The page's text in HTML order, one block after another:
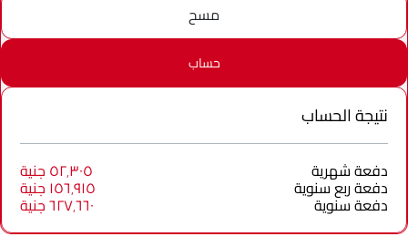
مسح
حساب
نتيجة الحساب
دفعة شهرية ٥٢٬٣٠٥ جنية
دفعة ربع سنوية ١٥٦٬٩١٥ جنية
دفعة سنوية ٦٢٧٬٦٦٠ جنية